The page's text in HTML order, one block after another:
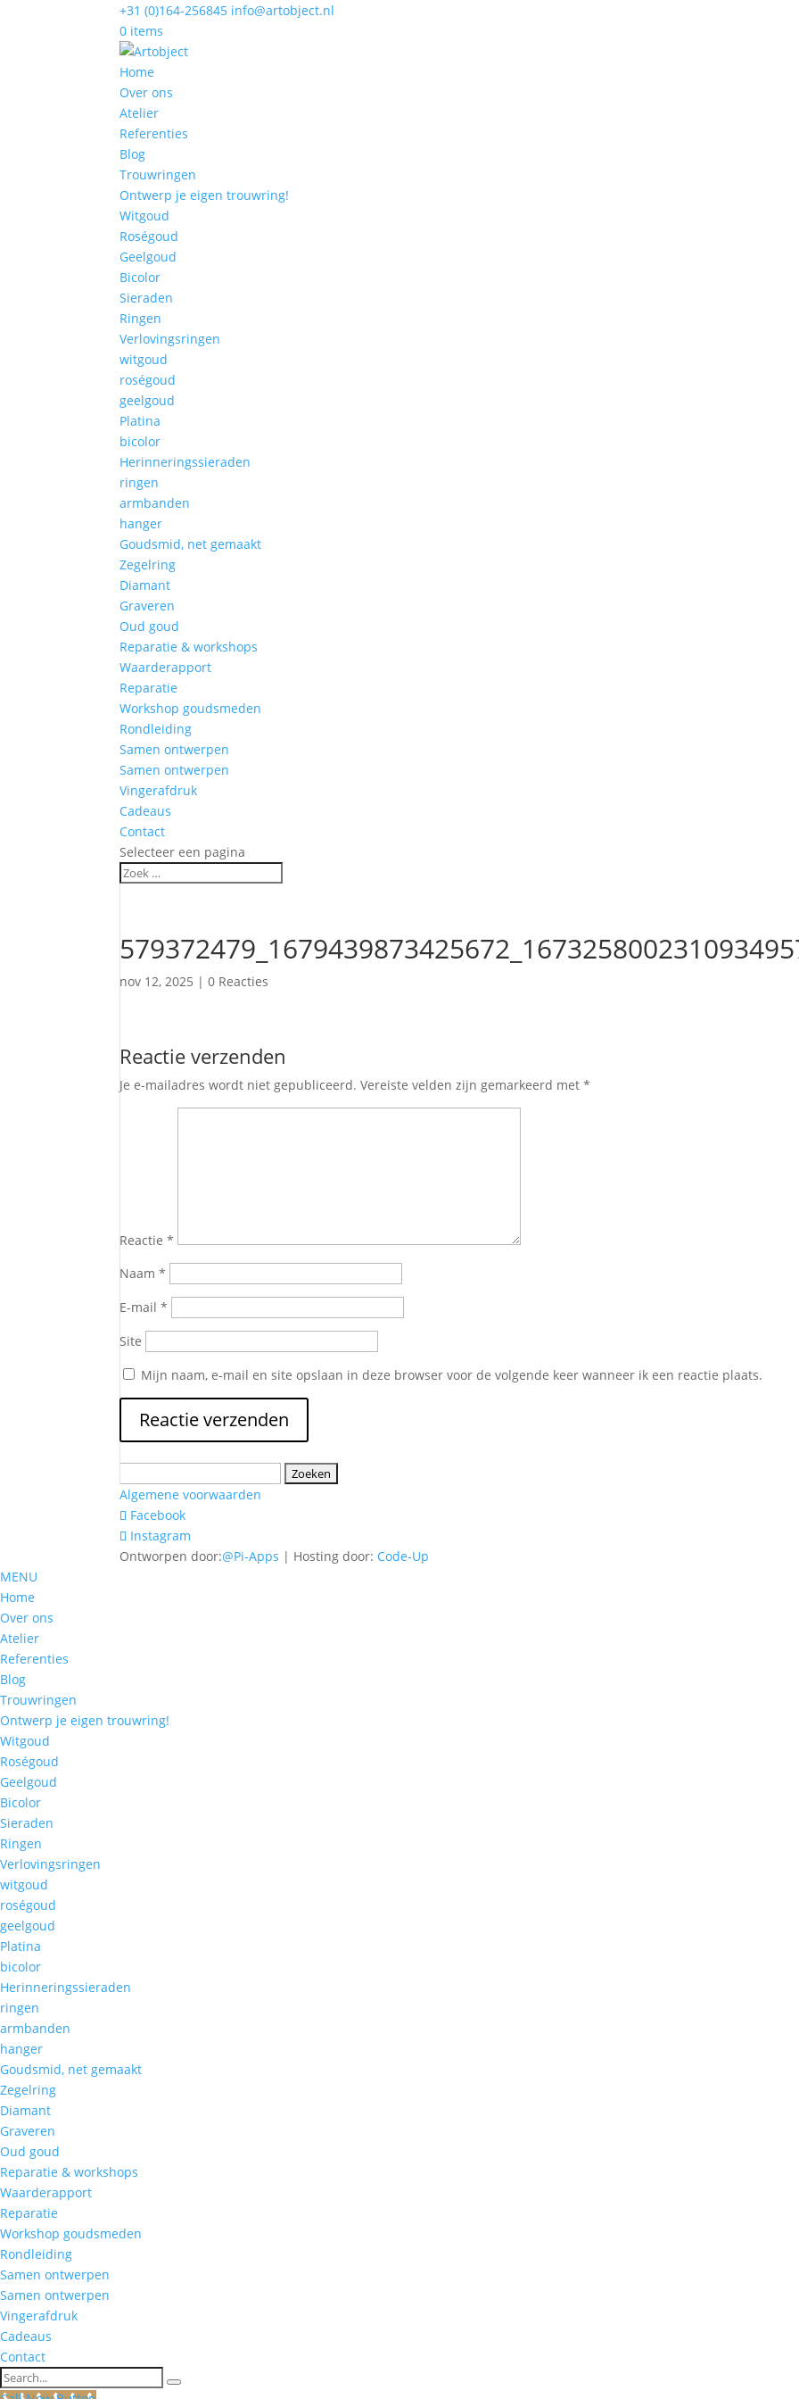
+31 (0)164-256845 info@artobject.nl
0 items
Home
Over ons
Atelier
Referenties
Blog
Trouwringen
Ontwerp je eigen trouwring!
Witgoud
Roségoud
Geelgoud
Bicolor
Sieraden
Ringen
Verlovingsringen
witgoud
roségoud
geelgoud
Platina
bicolor
Herinneringssieraden
ringen
armbanden
hanger
Goudsmid, net gemaakt
Zegelring
Diamant
Graveren
Oud goud
Reparatie & workshops
Waarderapport
Reparatie
Workshop goudsmeden
Rondleiding
Samen ontwerpen
Samen ontwerpen
Vingerafdruk
Cadeaus
Contact
Selecteer een pagina
nov 12, 2025 |0 Reacties
Reactie verzenden
Je e-mailadres wordt niet gepubliceerd. Vereiste velden zijn gemarkeerd met*
Reactie*
Naam*
E-mail*
Site
Mijn naam, e-mail en site opslaan in deze browser voor de volgende keer wanneer ik een reactie plaats.
naar:
Algemene voorwaarden
Facebook
Instagram
Ontworpen door:@Pi-Apps | Hosting door: Code-Up
MENU
Home
Over ons
Atelier
Referenties
Blog
Trouwringen
Ontwerp je eigen trouwring!
Witgoud
Roségoud
Geelgoud
Bicolor
Sieraden
Ringen
Verlovingsringen
witgoud
roségoud
geelgoud
Platina
bicolor
Herinneringssieraden
ringen
armbanden
hanger
Goudsmid, net gemaakt
Zegelring
Diamant
Graveren
Oud goud
Reparatie & workshops
Waarderapport
Reparatie
Workshop goudsmeden
Rondleiding
Samen ontwerpen
Samen ontwerpen
Vingerafdruk
Cadeaus
Contact
Search